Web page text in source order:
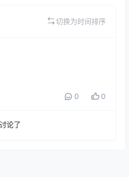
切换为时间排序
0 0
论了